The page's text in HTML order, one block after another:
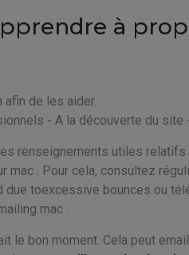
à
de les aider.
- A la découverte du site
renseignements utiles
mac . Pour cela, consultez
toexcessive bounces ou
mac .
bon moment. Cela peut